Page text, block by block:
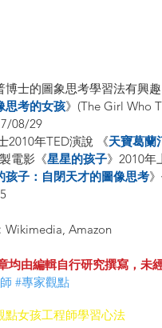
博士的圖象思考學習法有興
思考的女孩》(The Girl Who
08/29
2010年TED演說 《天寶葛蘭
電影《星星的孩子》2010年
孩子：自閉天才的圖像思考
Wikimedia, Amazon
均由編輯自行研究撰寫，未
#專家觀點
點女孩工程師學習心法